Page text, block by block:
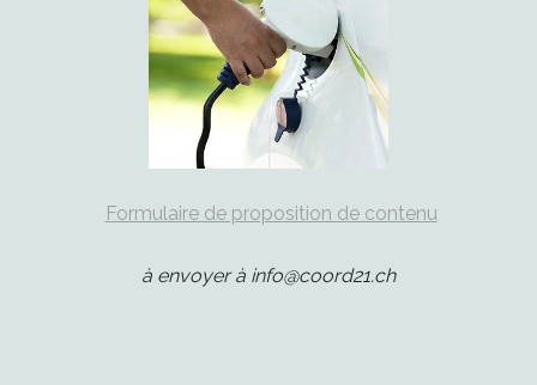
Formulaire de proposition de contenu
à envoyer à info@coord21.ch